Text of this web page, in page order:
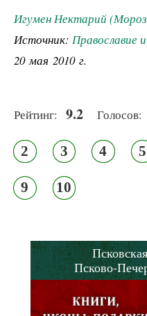
Игумен Нектарий
Источник: Православие
20 мая 2010 г.
Рейтинг: 9.2 Голосов:
2 3 4 5
9 10
Псково-